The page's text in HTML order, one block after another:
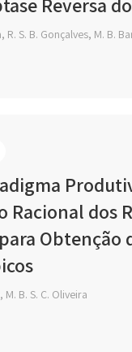
R. S. B. Gonçalves, M. B.
Racional dos
Obtenção
M. B. S. C. Oliveira